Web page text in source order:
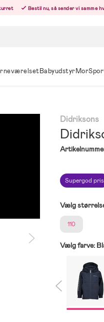
Bestil nu, så sender vi samme
BabyudstyrMor
Didriksons
Supergod pris
Vælg
110
Vælg farve: